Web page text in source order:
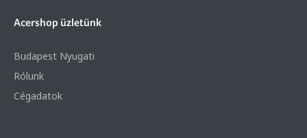
Acershop üzletünk
Budapest Nyugati
Rólunk
Cégadatok